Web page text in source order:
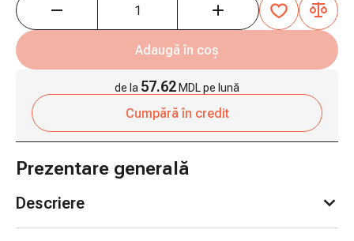
Adaugă în coș
de la 57.62 MDL pe lună
Cumpără în credit
Prezentare generală
Descriere